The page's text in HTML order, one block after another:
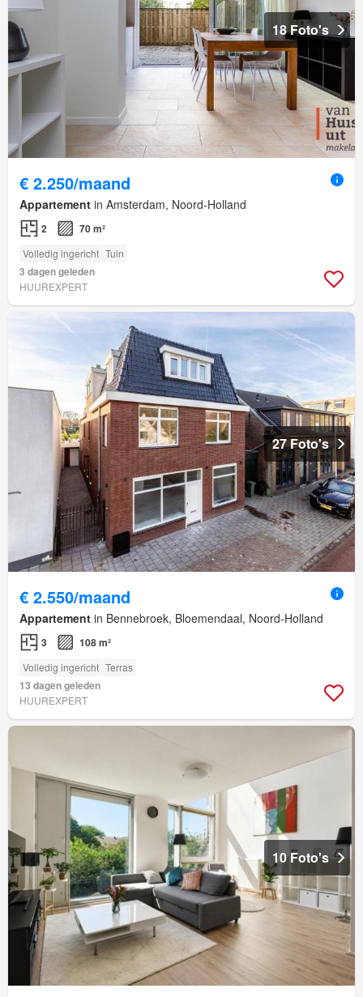
18 Foto's
€ 2.250/maand
Appartement in Amsterdam, Noord-Holland
2 70 m²
Volledig ingericht Tuin
3 dagen geleden
HUUREXPERT
27 Foto's
€ 2.550/maand
Appartement in Bennebroek, Bloemendaal, Noord-Holland
3 108 m²
Volledig ingericht Terras
13 dagen geleden
HUUREXPERT
10 Foto's